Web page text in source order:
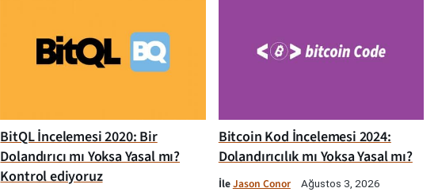
BitQL İncelemesi 2020: Bir
Dolandırıcı mı Yoksa Yasal mı?
Kontrol ediyoruz
Bitcoin Kod İncelemesi 2024:
Dolandırıcılık mı Yoksa Yasal mı?
İleJason Conor Ağustos 3, 2026